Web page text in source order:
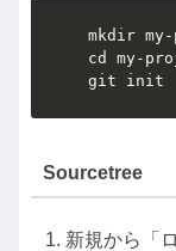
mkdir
cd my-
git init
Sourcetree
新規から「